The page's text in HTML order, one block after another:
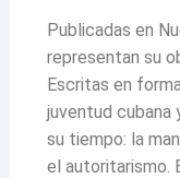
Publicadas en
representan su
Escritas en
juventud cubana
su tiempo: la
el autoritarismo.